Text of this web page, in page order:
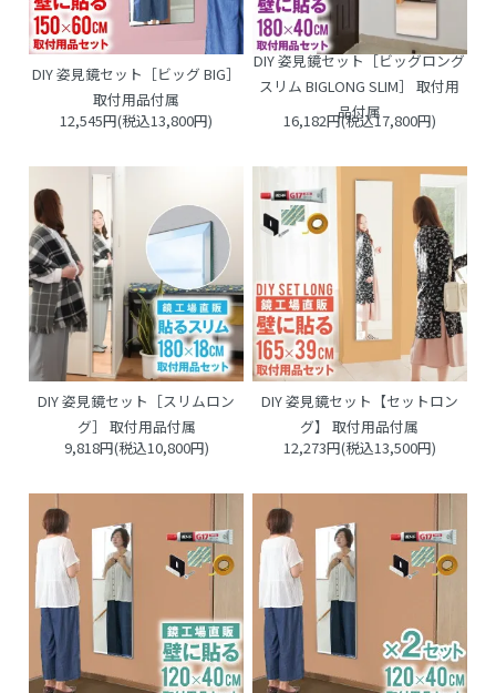
DIY 姿見鏡セット［ビッグ BIG］
取付用品付属
12,545円(税込13,800円)
DIY 姿見鏡セット［ビッグロング
スリム BIGLONG SLIM］ 取付用
品付属
16,182円(税込17,800円)
DIY 姿見鏡セット［スリムロン
グ］ 取付用品付属
9,818円(税込10,800円)
DIY 姿見鏡セット【セットロン
グ】 取付用品付属
12,273円(税込13,500円)